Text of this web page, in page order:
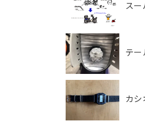
ス
テ
カ